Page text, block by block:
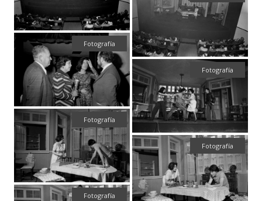
Fotografía
Fotografía
Fotografía
Fotografía
Fotografía